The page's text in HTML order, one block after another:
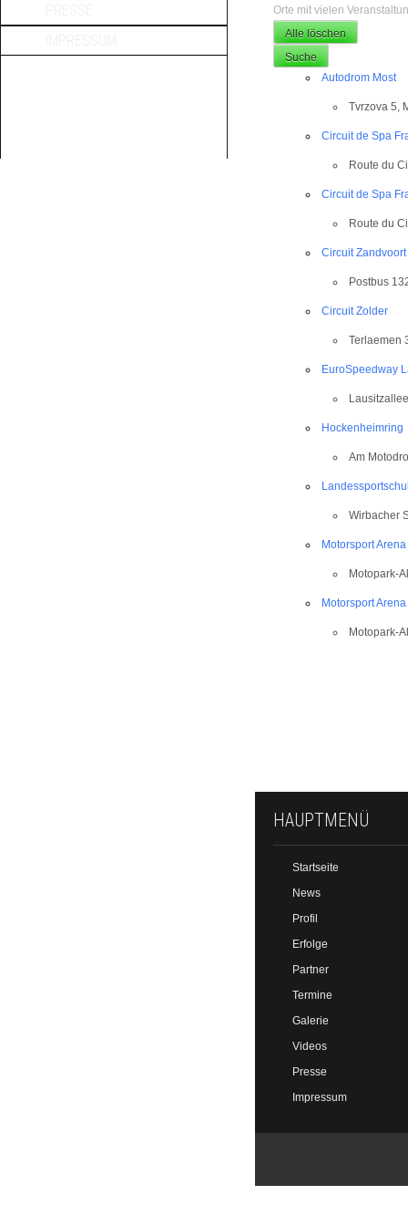
Orte mit vielen
Alle löschen
Suche
Autodrom Most
Tvrzova 5,
Circuit de Spa
Route du
Circuit de Spa
Route du
Circuit Zandvoort
Postbus
Circuit Zolder
Terlaemen
EuroSpeedway
Hockenheimring
Am
Wirbacher
Motorsport
Motopark-
Motorsport
Motopark-
HAUPTMENÜ
Startseite
News
Profil
Erfolge
Partner
Termine
Galerie
Videos
Presse
Impressum